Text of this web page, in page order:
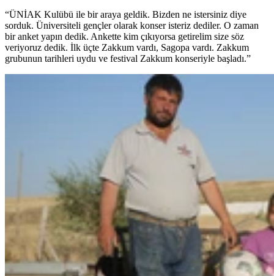
“ÜNİAK Kulübü ile bir araya geldik. Bizden ne istersiniz diye
sorduk. Üniversiteli gençler olarak konser isteriz dediler. O zaman
bir anket yapın dedik. Ankette kim çıkıyorsa getirelim size söz
veriyoruz dedik. İlk üçte Zakkum vardı, Sagopa vardı. Zakkum
grubunun tarihleri uydu ve festival Zakkum konseriyle başladı.”